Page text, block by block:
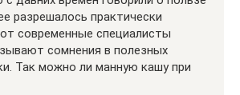
разрешалось практически
современные специалисты
сомнения в полезных
Так можно ли манную кашу при